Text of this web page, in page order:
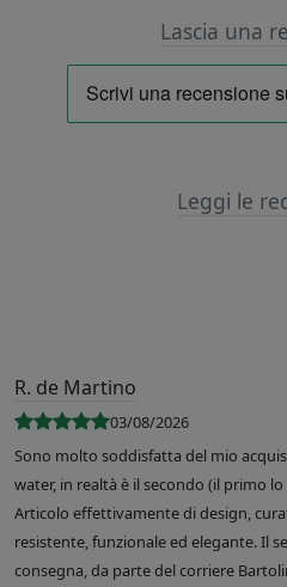
Lascia una
Leggi le
R. de Martino
03/08/2026
Sono molto soddisfatta del mio
water, in realtà è il secondo (il primo
Articolo effettivamente di design,
resistente, funzionale ed elegante. Il
consegna, da parte del corriere